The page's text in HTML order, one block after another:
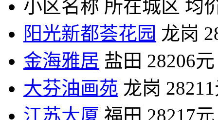
小区名称 所在城区 均
阳光新都荟花园 龙岗
金海雅居 盐田 28206元
大芬油画苑 龙岗
江苏大厦 福田 28217元